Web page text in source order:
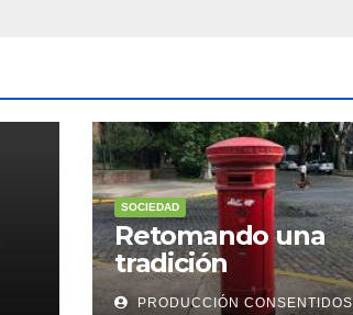
SOCIEDAD
Retomando una
tradición
PRODUCCIÓN CONSENTIDOS